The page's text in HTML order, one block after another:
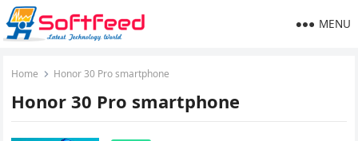
MENU
Home Honor 30 Pro smartphone
Honor 30 Pro smartphone